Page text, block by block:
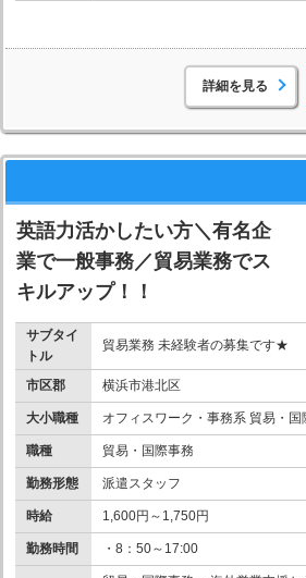
詳細を見る
英語力活かしたい方＼有名企
業で一般事務／貿易業務でス
キルアップ！！
サブタイ
トル
貿易業務 未経験者の募集です★
市区郡 横浜市港北区
大小職種 オフィスワーク・事務系 貿易・国
職種 貿易・国際事務
勤務形態 派遣スタッフ
時給 1,600円～1,750円
勤務時間 ・8：50～17:00